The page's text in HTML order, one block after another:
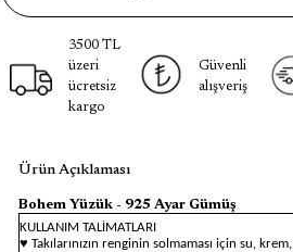
3500 TL
üzeri
ücretsiz
kargo
Güvenli
alışveriş
Ürün Açıklaması
Bohem Yüzük - 925 Ayar Gümüş
KULLANIM TALİMATLARI
♥ Takılarınızın renginin solmaması için su,